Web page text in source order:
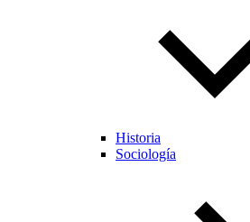
Historia
Sociología